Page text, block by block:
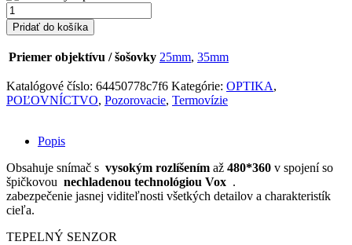
množstvo
PARD
LEOPARD
480
LRF
35mm
termovízny
monokulár
Pridať do košíka
Priemer objektívu / šošovky 25mm, 35mm
Katalógové číslo: 64450778c7f6 Kategórie: OPTIKA,
POĽOVNÍCTVO, Pozorovacie, Termovízie
Popis
Obsahuje snímač s vysokým rozlíšením až 480*360 v spojení so
špičkovou nechladenou technológiou Vox .
zabezpečenie jasnej viditeľnosti všetkých detailov a charakteristík
cieľa.
TEPELNÝ SENZOR